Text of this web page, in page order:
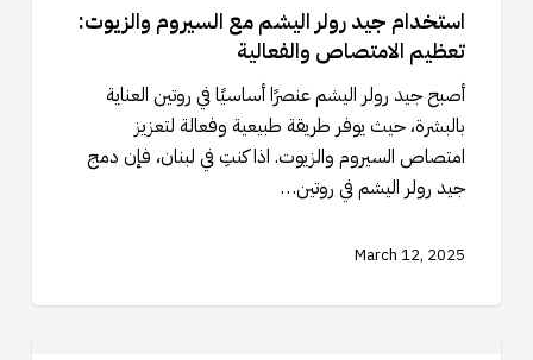
اليشم
السيروم
والزيوت:
تعظيم
الامتصاص
والفعالية
استخدام جيد رولر اليشم مع السيروم والزيوت:
تعظيم الامتصاص والفعالية
أصبح جيد رولر اليشم عنصرًا أساسيًا في روتين العناية
بالبشرة، حيث يوفر طريقة طبيعية وفعالة لتعزيز
امتصاص السيروم والزيوت. اذا كنتِ في لبنان، فإن دمج
جيد رولر اليشم في روتين…
March 12, 2025